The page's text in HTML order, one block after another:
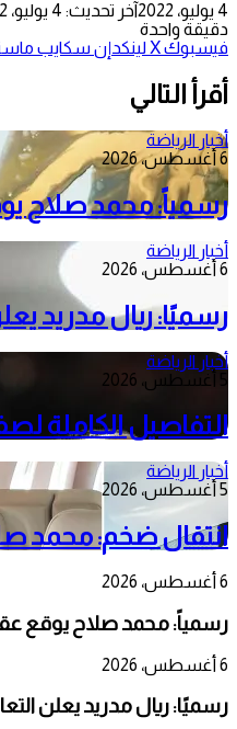
4 يوليو، 2022
آخر تحديث: 4 يوليو، 2022
دقيقة واحدة
فيسبوك‫Xلينكدإن سكايب
أقرأ التالي
أخبار الرياضة
6 أغسطس، 2026
رسمياً: محمد صلاح
أخبار الرياضة
6 أغسطس، 2026
رسميًا: ريال مدريد
أخبار الرياضة
5 أغسطس، 2026
التفاصيل الكاملة
أخبار الرياضة
5 أغسطس، 2026
انتقال ضخم: محمد
6 أغسطس، 2026
رسمياً: محمد صلاح يوقع
6 أغسطس، 2026
رسميًا: ريال مدريد يعلن